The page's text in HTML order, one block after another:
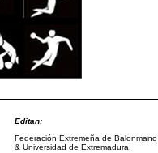
Editan:
Federación Extremeña de Balonmano
& Universidad de Extremadura.